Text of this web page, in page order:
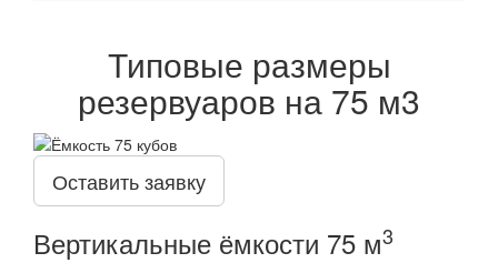
Типовые размеры
резервуаров на 75 м3
Оставить заявку
Вертикальные ёмкости 75 м3